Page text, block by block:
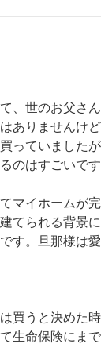
、世のお父さ
ありませんけ
っていました
のはすごいです
マイホームが
てられる背景
す。旦那様は
買うと決めた
生命保険にま